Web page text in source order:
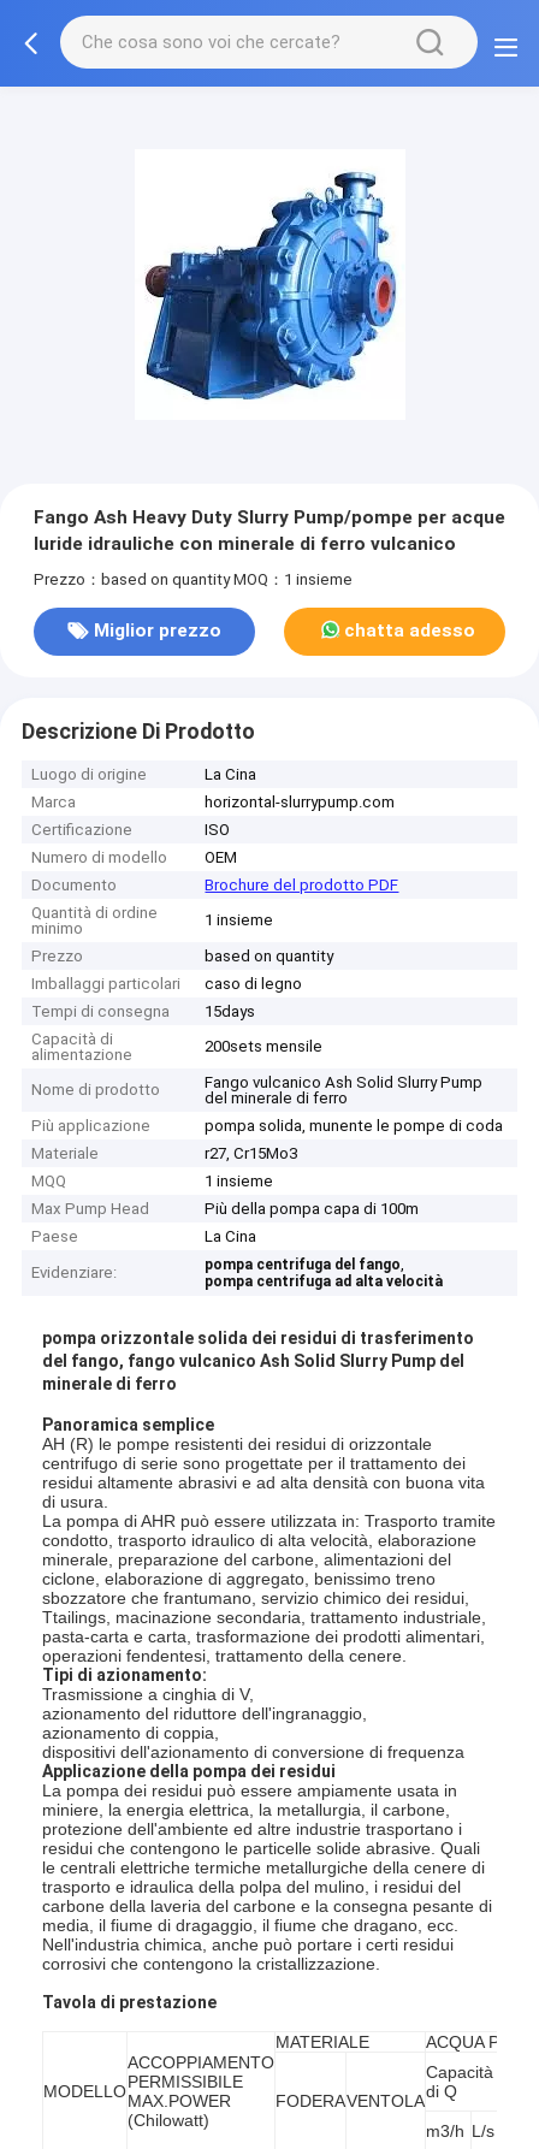
Fango Ash Heavy Duty Slurry Pump/pompe per acque
luride idrauliche con minerale di ferro vulcanico
Prezzo：based on quantity MOQ：1 insieme
Miglior prezzo chatta adesso
Descrizione Di Prodotto
Luogo di origine
La Cina
Marca
horizontal-slurrypump.com
Certificazione
ISO
Numero di modello
OEM
Documento
Brochure del prodotto PDF
Quantità di ordine
minimo
1 insieme
Prezzo
based on quantity
Imballaggi particolari
caso di legno
Tempi di consegna
15days
Capacità di
alimentazione
200sets mensile
Nome di prodotto
Fango vulcanico Ash Solid Slurry Pump
del minerale di ferro
Più applicazione
pompa solida, munente le pompe di coda
Materiale
r27, Cr15Mo3
MQQ
1 insieme
Max Pump Head
Più della pompa capa di 100m
Paese
La Cina
Evidenziare:
pompa centrifuga del fango,
pompa centrifuga ad alta velocità
pompa orizzontale solida dei residui di trasferimento
del fango, fango vulcanico Ash Solid Slurry Pump del
minerale di ferro
Panoramica semplice
AH (R) le pompe resistenti dei residui di orizzontale
centrifugo di serie sono progettate per il trattamento dei
residui altamente abrasivi e ad alta densità con buona vita
di usura.
La pompa di AHR può essere utilizzata in: Trasporto tramite
condotto, trasporto idraulico di alta velocità, elaborazione
minerale, preparazione del carbone, alimentazioni del
ciclone, elaborazione di aggregato, benissimo treno
sbozzatore che frantumano, servizio chimico dei residui,
Ttailings, macinazione secondaria, trattamento industriale,
pasta-carta e carta, trasformazione dei prodotti alimentari,
operazioni fendentesi, trattamento della cenere.
Tipi di azionamento:
Trasmissione a cinghia di V,
azionamento del riduttore dell'ingranaggio,
azionamento di coppia,
dispositivi dell'azionamento di conversione di frequenza
Applicazione della pompa dei residui
La pompa dei residui può essere ampiamente usata in
miniere, la energia elettrica, la metallurgia, il carbone,
protezione dell'ambiente ed altre industrie trasportano i
residui che contengono le particelle solide abrasive. Quali
le centrali elettriche termiche metallurgiche della cenere di
trasporto e idraulica della polpa del mulino, i residui del
carbone della laveria del carbone e la consegna pesante di
media, il fiume di dragaggio, il fiume che dragano, ecc.
Nell'industria chimica, anche può portare i certi residui
corrosivi che contengono la cristallizzazione.
Tavola di prestazione
MODELLO
ACCOPPIAMENTO
PERMISSIBILE
MAX.POWER
(Chilowatt)
MATERIALE ACQUA
FODERAVENTOLA
Capacità
di Q
m3/h L/s